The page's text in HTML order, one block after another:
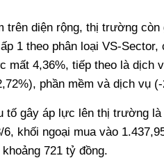
trên diện rộng, thị trường
1 theo phân loại VS-
mất 4,36%, tiếp theo là dịch
phần mềm và dịch vụ
tố gây áp lực lên thị trường
khối ngoại mua vào
721 tỷ đồng.